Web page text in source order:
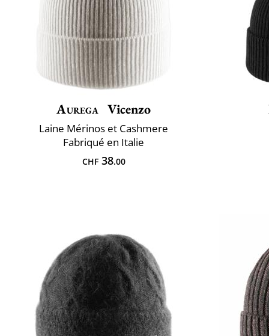
Aurega Vicenzo
Laine Mérinos et Cashmere
Fabriqué en Italie
CHF38.00